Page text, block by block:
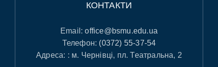
КОНТАКТИ
Email:office@bsmu.edu.ua
Телефон: (0372) 55-37-54
Адреса: : м. Чернівці, пл. Театральна, 2